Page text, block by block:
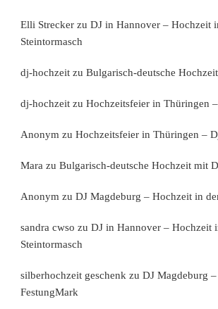
Elli Strecker zu DJ in Hannover – Hochzeit
Steintormasch
dj-hochzeit zu Bulgarisch-deutsche
dj-hochzeit zu Hochzeitsfeier in Thüringen
Anonym zu Hochzeitsfeier in Thüringen –
Mara zu Bulgarisch-deutsche Hochzeit mit
Anonym zu DJ Magdeburg – Hochzeit in
sandra cwso zu DJ in Hannover – Hochzeit
Steintormasch
silberhochzeit geschenk zu DJ Magdeburg
FestungMark